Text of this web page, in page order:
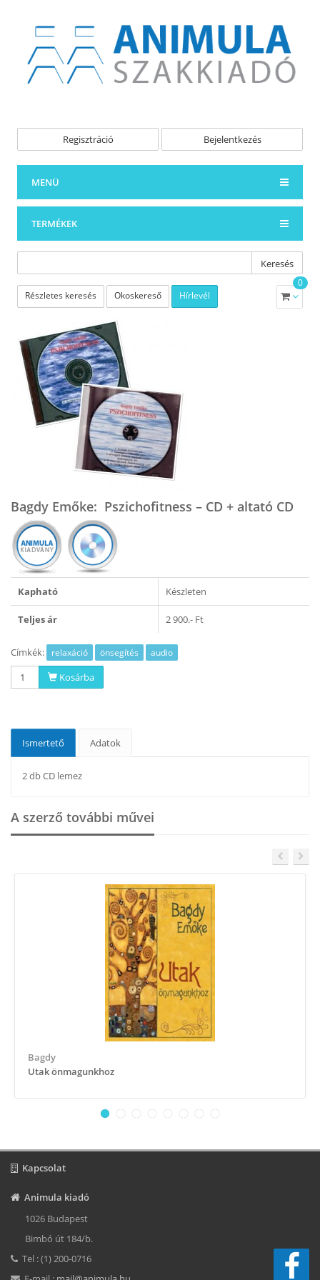
Regisztráció Bejelentkezés
MENÜ
TERMÉKEK
Keresés
Részletes keresés Okoskereső Hírlevél
0
Bagdy Emőke: Pszichofitness – CD + altató CD
Kapható Készleten
Teljes ár 2 900.- Ft
Címkék: relaxáció önsegítés audio
Kosárba
Ismertető Adatok
2 db CD lemez
A szerző további művei
Bagdy
Utak önmagunkhoz
Kapcsolat
Animula kiadó
1026 Budapest
Bimbó út 184/b.
Tel : (1) 200-0716